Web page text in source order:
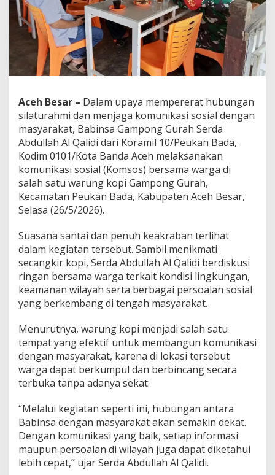
k
a
s
”
D
a
d
a
n
B
a
b
i
n
s
a
d
W
a
r
g
a
B
a
a
s
K
o
n
d
i
K
a
m
u
Aceh Besar – Dalam upaya mempererat hubungan
silaturahmi dan menjaga komunikasi sosial dengan
masyarakat, Babinsa Gampong Gurah Serda
Abdullah Al Qalidi dari Koramil 10/Peukan Bada,
Kodim 0101/Kota Banda Aceh melaksanakan
komunikasi sosial (Komsos) bersama warga di
salah satu warung kopi Gampong Gurah,
Kecamatan Peukan Bada, Kabupaten Aceh Besar,
Selasa (26/5/2026).
Suasana santai dan penuh keakraban terlihat
dalam kegiatan tersebut. Sambil menikmati
secangkir kopi, Serda Abdullah Al Qalidi berdiskusi
ringan bersama warga terkait kondisi lingkungan,
keamanan wilayah serta berbagai persoalan sosial
yang berkembang di tengah masyarakat.
Menurutnya, warung kopi menjadi salah satu
tempat yang efektif untuk membangun komunikasi
dengan masyarakat, karena di lokasi tersebut
warga dapat berkumpul dan berbincang secara
terbuka tanpa adanya sekat.
“Melalui kegiatan seperti ini, hubungan antara
Babinsa dengan masyarakat akan semakin dekat.
Dengan komunikasi yang baik, setiap informasi
maupun persoalan di wilayah juga dapat diketahui
lebih cepat,” ujar Serda Abdullah Al Qalidi.